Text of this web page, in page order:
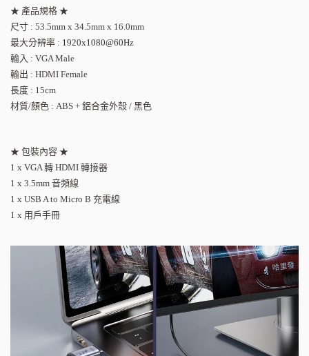
★ 產品規格 ★
尺寸 : 53.5mm x 34.5mm x 16.0mm
最大分辨率 : 1920x1080@60Hz
輸入 : VGA Male
輸出 : HDMI Female
長度 : 15cm
材質/顏色 : ABS + 鋁合金外殼 / 黑色
★ 包裝內容 ★
1 x VGA 轉 HDMI 轉接器
1 x 3.5mm 音頻線
1 x USB A to Micro B 充電線
1 x 用戶手冊